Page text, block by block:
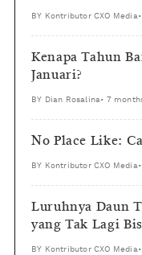
BY Kontributor CXO Media
Kenapa Tahun
Januari?
BY Dian Rosalina• 7
No Place Like:
BY Kontributor CXO Media
Luruhnya Daun
yang Tak Lagi
BY Kontributor CXO Media